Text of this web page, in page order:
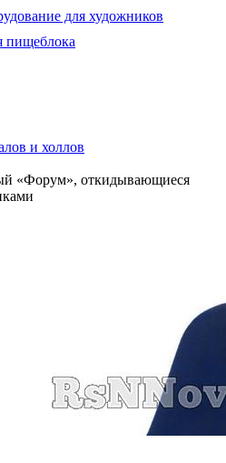
для художников
пищеблока
и холлов
«Форум», откидывающиеся